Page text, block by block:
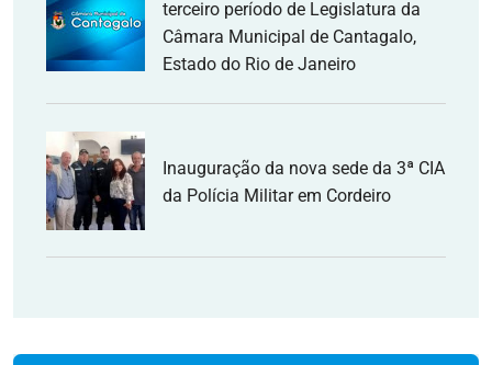
terceiro período de Legislatura da
Câmara Municipal de Cantagalo,
Estado do Rio de Janeiro
Inauguração da nova sede da 3ª CIA
da Polícia Militar em Cordeiro